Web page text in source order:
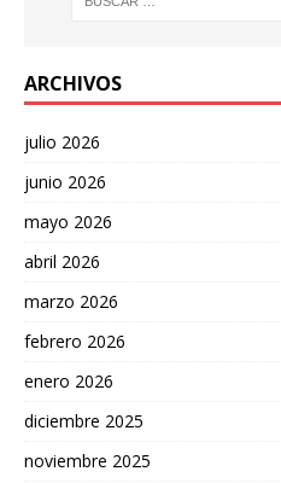
ARCHIVOS
julio 2026
junio 2026
mayo 2026
abril 2026
marzo 2026
febrero 2026
enero 2026
diciembre 2025
noviembre 2025